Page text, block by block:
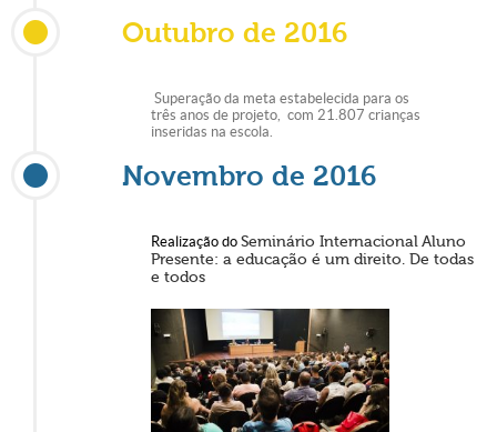
Outubro de 2016
Superação da meta estabelecida para os
três anos de projeto, com 21.807 crianças
inseridas na escola.
Novembro de 2016
Realização do Seminário InternacionalAluno
Presente: a educação é um direito. De todas
e todos